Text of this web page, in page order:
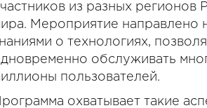
из разных регионов
Мероприятие направлено
о технологиях,
обслуживать
пользователей.
охватывает такие